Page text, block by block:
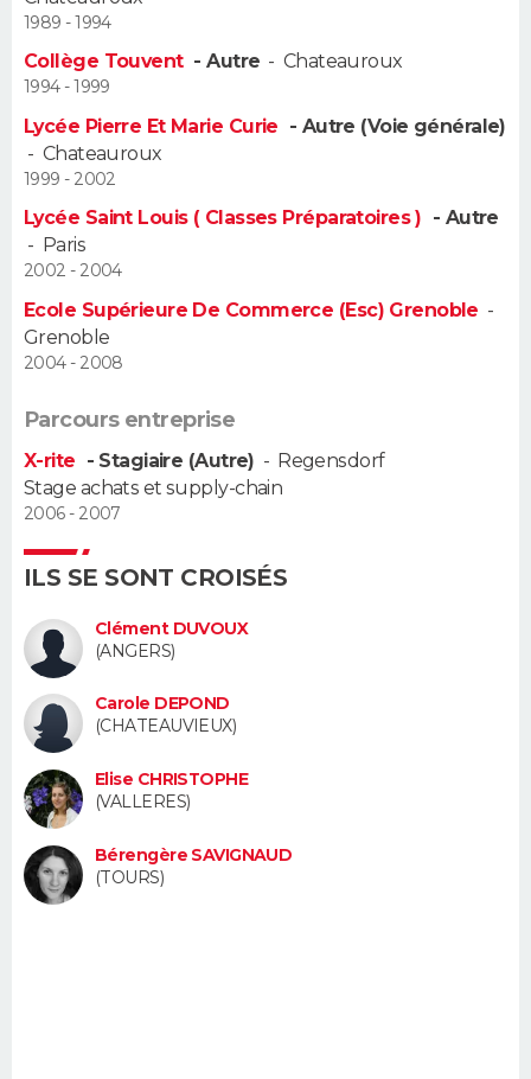
VOYAGE
GUIDES D'ACHAT
BONS PLANS
CARTE DE VOEUX
Carte de Noël
Carte Bonne année
Carte Saint-Valentin
Carte Pâques
Carte d'anniversaire
DICTIONNAIRE
S'inscrire
Se connecter
Lycées
Collèges
Primaires
Universités
Entreprises
Service militaire
Avis de recherche
AVIS DE DÉCÈS
FORUM
1989 - 1994
Collège Touvent - Autre - Chateauroux
1994 - 1999
Lycée Pierre Et Marie Curie - Autre (Voie générale)
- Chateauroux
1999 - 2002
Lycée Saint Louis ( Classes Préparatoires ) - Autre
- Paris
2002 - 2004
Ecole Supérieure De Commerce (Esc) Grenoble -
Grenoble
2004 - 2008
Parcours entreprise
X-rite - Stagiaire (Autre) - Regensdorf
Stage achats et supply-chain
2006 - 2007
ILS SE SONT CROISÉS
Clément DUVOUX
(ANGERS)
Carole DEPOND
(CHATEAUVIEUX)
Elise CHRISTOPHE
(VALLERES)
Bérengère SAVIGNAUD
(TOURS)